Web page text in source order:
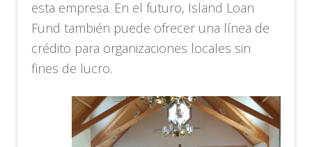
esta empresa. En el futuro, Island Loan
Fund también puede ofrecer una línea de
crédito para organizaciones locales sin
fines de lucro.